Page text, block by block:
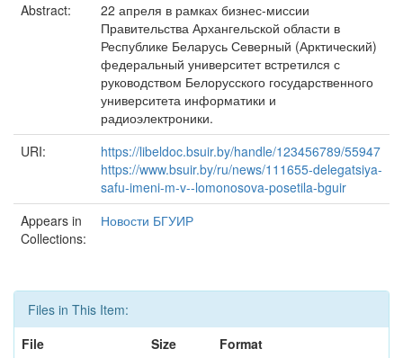
Abstract:
22 апреля в рамках бизнес-миссии
Правительства Архангельской области в
Республике Беларусь Северный (Арктический)
федеральный университет встретился с
руководством Белорусского государственного
университета информатики и
радиоэлектроники.
URI:
https://libeldoc.bsuir.by/handle/123456789/55947
https://www.bsuir.by/ru/news/111655-delegatsiya-
safu-imeni-m-v--lomonosova-posetila-bguir
Appears in
Collections:
Новости БГУИР
Files in This Item:
File
Size Format